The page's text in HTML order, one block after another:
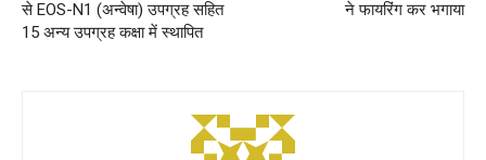
से EOS-N1 (अन्वेषा) उपग्रह सहित
15 अन्य उपग्रह कक्षा में स्थापित
ने फायरिंग कर भगाया